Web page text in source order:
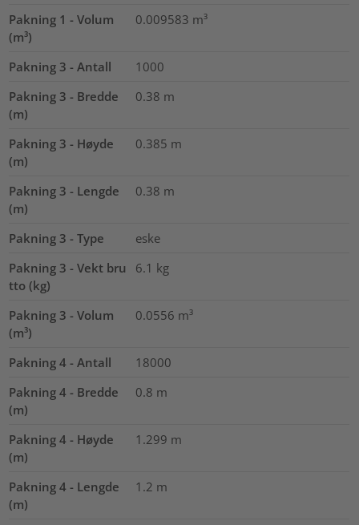
Pakning 1 - Volum
(m³)
0.009583 m³
Pakning 3 - Antall
1000
Pakning 3 - Bredde
(m)
0.38 m
Pakning 3 - Høyde
(m)
0.385 m
Pakning 3 - Lengde
(m)
0.38 m
Pakning 3 - Type
eske
Pakning 3 - Vekt bru
tto (kg)
6.1 kg
Pakning 3 - Volum
(m³)
0.0556 m³
Pakning 4 - Antall
18000
Pakning 4 - Bredde
(m)
0.8 m
Pakning 4 - Høyde
(m)
1.299 m
Pakning 4 - Lengde
(m)
1.2 m